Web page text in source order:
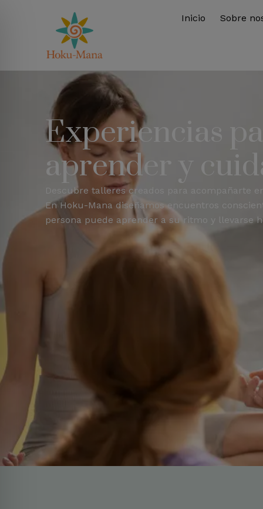
Inicio Sobre
Experiencias
aprender y
Descubre talleres creados para acompañarte
En Hoku-Mana diseñamos encuentros
persona puede aprender a su ritmo y llevarse